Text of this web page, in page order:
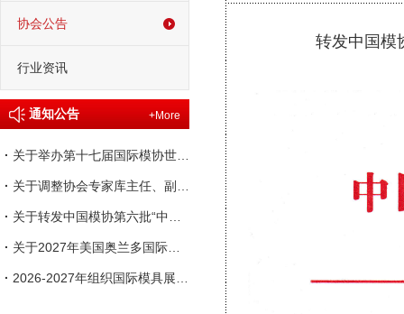
协会公告
行业资讯
+More
通知公告
· 关于举办第十七届国际模协世界大会的通知
· 关于调整协会专家库主任、副主任人选的通知
· 关于转发中国模协第六批“中国模具行业企业信用等级评价”申报工作的通知
· 关于2027年美国奥兰多国际塑料展览会（NPE）参展的邀请函
· 2026-2027年组织国际模具展会一览表
转发中国模